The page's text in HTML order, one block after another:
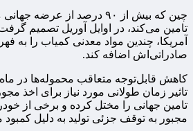
چین که بیش از ۹۰ درصد از
تامین می‌کند، در اوایل آوریل تصمیم
آمریکا، چندین مواد معدنی کمیاب را
صادراتی‌اش اضافه کند.
کاهش قابل‌توجه متعاقب محموله‌ها در
تاثیر زمان طولانی مورد نیاز برای اخذ
تامین جهانی را مختل کرده و برخی از
مجبور به توقف جزئی تولید به دلیل